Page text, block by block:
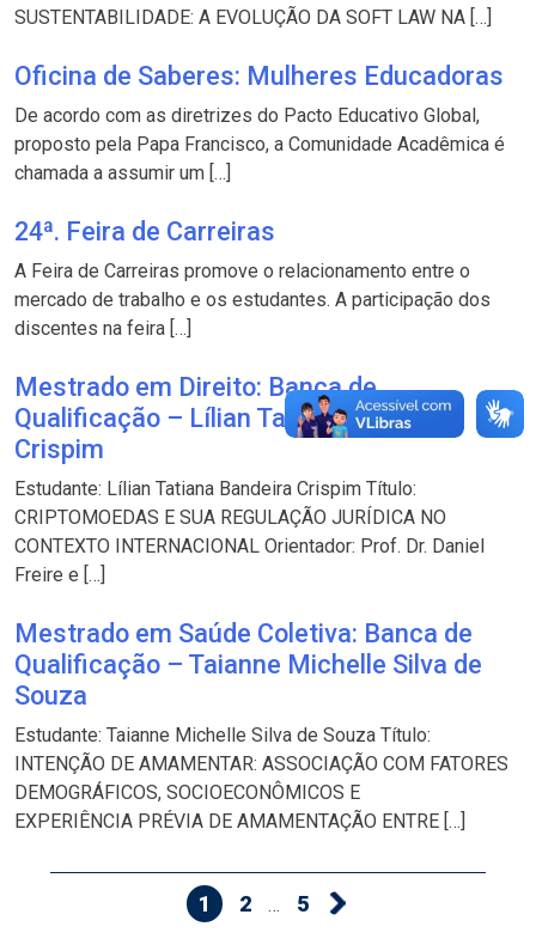
SUSTENTABILIDADE: A EVOLUÇÃO DA SOFT LAW NA […]
Oficina de Saberes: Mulheres Educadoras
De acordo com as diretrizes do Pacto Educativo Global,
proposto pela Papa Francisco, a Comunidade Acadêmica é
chamada a assumir um […]
24ª. Feira de Carreiras
A Feira de Carreiras promove o relacionamento entre o
mercado de trabalho e os estudantes. A participação dos
discentes na feira […]
Mestrado em Direito: Banca de
Qualificação – Lílian Tatiana Bandeira
Crispim
Estudante: Lílian Tatiana Bandeira Crispim Título:
CRIPTOMOEDAS E SUA REGULAÇÃO JURÍDICA NO
CONTEXTO INTERNACIONAL Orientador: Prof. Dr. Daniel
Freire e […]
Mestrado em Saúde Coletiva: Banca de
Qualificação – Taianne Michelle Silva de
Souza
Estudante: Taianne Michelle Silva de Souza Título:
INTENÇÃO DE AMAMENTAR: ASSOCIAÇÃO COM FATORES
DEMOGRÁFICOS, SOCIOECONÔMICOS E
EXPERIÊNCIA PRÉVIA DE AMAMENTAÇÃO ENTRE […]
1 2 … 5